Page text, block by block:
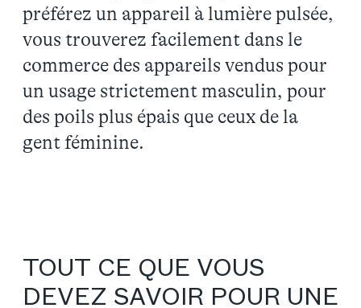
préférez un appareil à lumière pulsée,
vous trouverez facilement dans le
commerce des appareils vendus pour
un usage strictement masculin, pour
des poils plus épais que ceux de la
gent féminine.
TOUT CE QUE VOUS
DEVEZ SAVOIR POUR UNE